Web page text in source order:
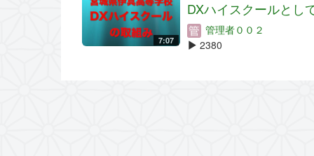
7:07
DXハイスクールとし
管理者００２
2380